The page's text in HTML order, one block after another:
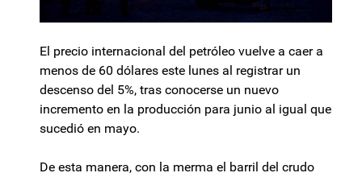
El precio internacional del petróleo vuelve a caer a
menos de 60 dólares este lunes al registrar un
descenso del 5%, tras conocerse un nuevo
incremento en la producción para junio al igual que
sucedió en mayo.
De esta manera, con la merma el barril del crudo